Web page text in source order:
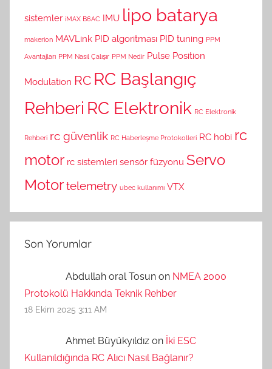
sistemler iMAX B6AC IMU lipo batarya
makerion MAVLink PID algoritması PID tuning PPM
Avantajları PPM Nasıl Çalışır PPM Nedir Pulse Position
Modulation RC RC Başlangıç
Rehberi RC Elektronik RC Elektronik
Rehberi rc güvenlik RC Haberleşme Protokolleri RC hobi rc
motor rc sistemleri sensör füzyonu Servo
Motortelemetry ubec kullanımı VTX
Son Yorumlar
Abdullah oral Tosun on NMEA 2000
Protokolü Hakkında Teknik Rehber
18 Ekim 2025 3:11 AM
Ahmet Büyükyıldız on İki ESC
Kullanıldığında RC Alıcı Nasıl Bağlanır?